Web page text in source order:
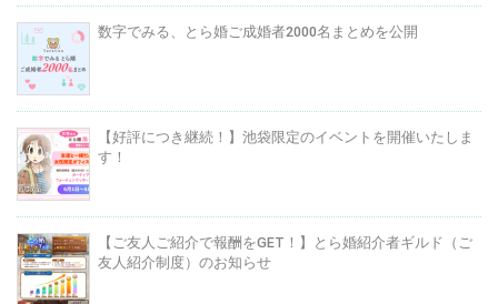
数字でみる、とら婚ご成婚者2000名まとめを公開
【好評につき継続！】池袋限定のイベントを開催いたしま
す！
【ご友人ご紹介で報酬をGET！】とら婚紹介者ギルド（ご
友人紹介制度）のお知らせ